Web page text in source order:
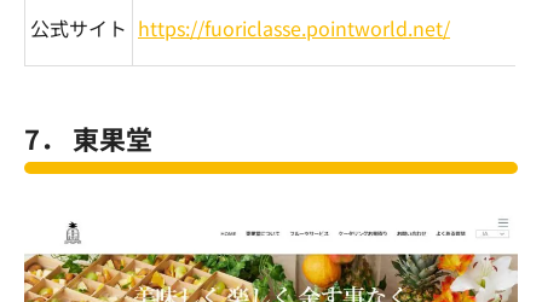
公式サイト https://fuoriclasse.pointworld.net/
7． 東果堂